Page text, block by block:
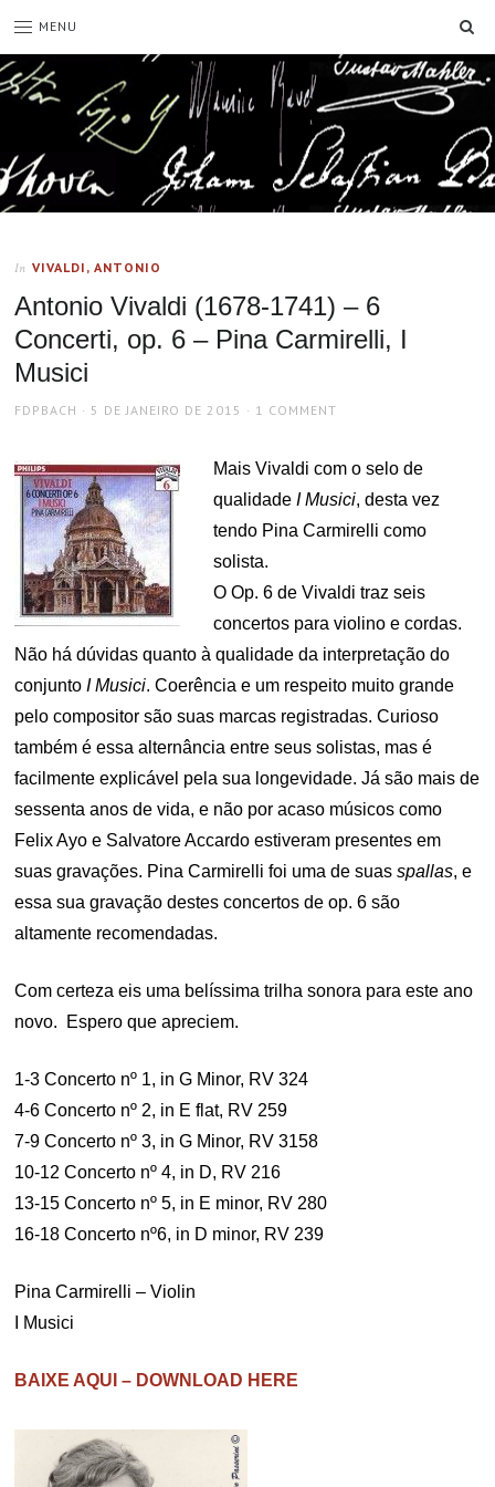
MENU
In VIVALDI, ANTONIO
Antonio Vivaldi (1678-1741) – 6
Concerti, op. 6 – Pina Carmirelli, I
Musici
AUTHOR
FDPBACH
POSTED
5 DE JANEIRO DE 2015 1 COMMENT
Mais Vivaldi com o selo de
qualidadeI Musici, desta vez
tendo Pina Carmirelli como
solista.
O Op. 6 de Vivaldi traz seis
concertos para violino e cordas.
Não há dúvidas quanto à qualidade da interpretação do
conjuntoI Musici. Coerência e um respeito muito grande
pelo compositor são suas marcas registradas. Curioso
também é essa alternância entre seus solistas, mas é
facilmente explicável pela sua longevidade. Já são mais de
sessenta anos de vida, e não por acaso músicos como
Felix Ayo e Salvatore Accardo estiveram presentes em
suas gravações. Pina Carmirelli foi uma de suasspallas, e
essa sua gravação destes concertos de op. 6 são
altamente recomendadas.
Com certeza eis uma belíssima trilha sonora para este ano
novo. Espero que apreciem.
1-3 Concerto nº 1, in G Minor, RV 324
4-6 Concerto nº 2, in E flat, RV 259
7-9 Concerto nº 3, in G Minor, RV 3158
10-12 Concerto nº 4, in D, RV 216
13-15 Concerto nº 5, in E minor, RV 280
16-18 Concerto nº6, in D minor, RV 239
Pina Carmirelli – Violin
I Musici
BAIXE AQUI – DOWNLOAD HERE